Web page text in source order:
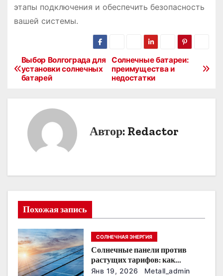
этапы подключения и обеспечить безопасность
вашей системы.
Н
и
я
п
о
Солнечные батареи:
преимущества и
недостатки
Выбор Волгограда для
установки солнечных
батарей
Автор: Redactor
Похожая запись
СОЛНЕЧНАЯ ЭНЕРГИЯ
Солнечные панели против
растущих тарифов: как
сохранить
Янв 19, 2026 Metall_admin